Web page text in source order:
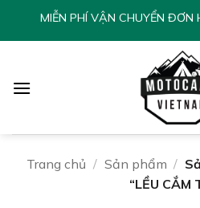
ChuyểnMIỄN PHÍ VẬN CHUYỂN
Trang chủ / Sản phẩm /
“LỀU CẮM